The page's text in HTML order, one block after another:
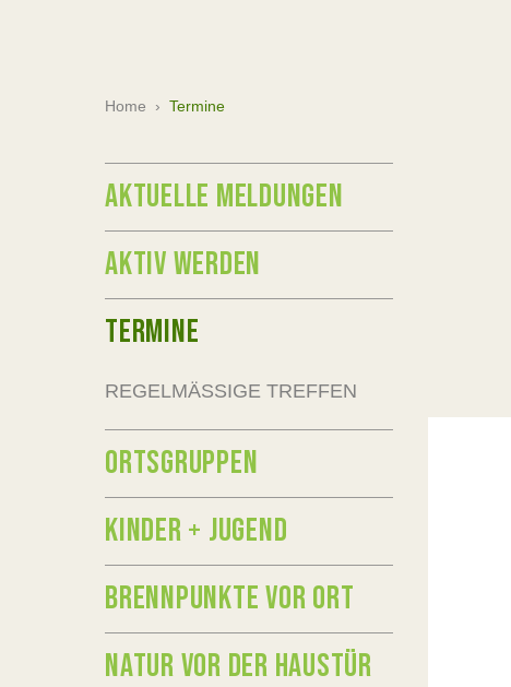
Home › Termine
AKTUELLE MELDUNGEN
AKTIV WERDEN
TERMINE
REGELMÄSSIGE TREFFEN
ORTSGRUPPEN
KINDER + JUGEND
BRENNPUNKTE VOR ORT
NATUR VOR DER HAUSTÜR